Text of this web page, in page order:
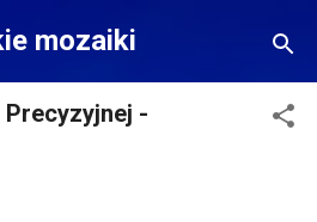
głównej zawartości
mozaiki
-